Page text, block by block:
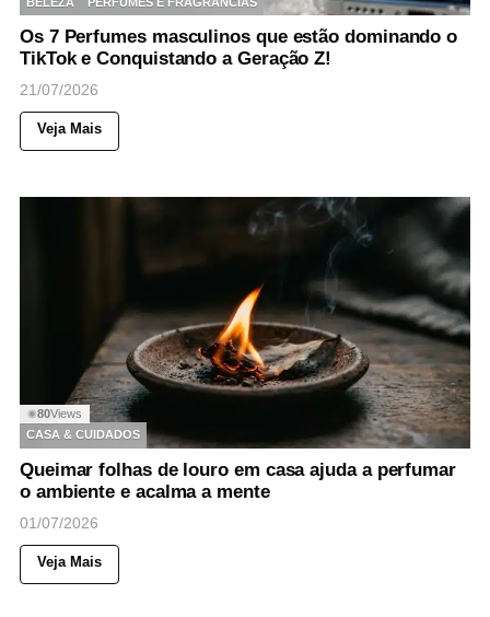
Os 7 Perfumes masculinos que estão dominando o
TikTok e Conquistando a Geração Z!
21/07/2026
Veja Mais
◉80Views
CASA & CUIDADOS
Queimar folhas de louro em casa ajuda a perfumar
o ambiente e acalma a mente
01/07/2026
Veja Mais